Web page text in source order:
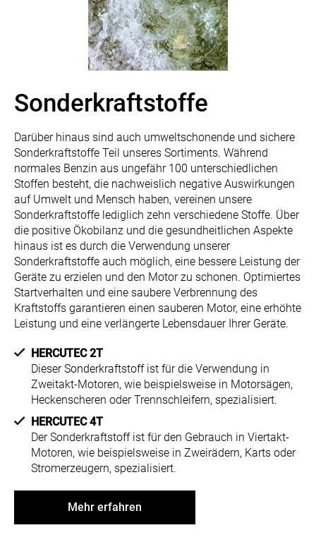
Sonderkraftstoffe
Darüber hinaus sind auch umweltschonende und sichere
Sonderkraftstoffe Teil unseres Sortiments. Während
normales Benzin aus ungefähr 100 unterschiedlichen
Stoffen besteht, die nachweislich negative Auswirkungen
auf Umwelt und Mensch haben, vereinen unsere
Sonderkraftstoffe lediglich zehn verschiedene Stoffe. Über
die positive Ökobilanz und die gesundheitlichen Aspekte
hinaus ist es durch die Verwendung unserer
Sonderkraftstoffe auch möglich, eine bessere Leistung der
Geräte zu erzielen und den Motor zu schonen. Optimiertes
Startverhalten und eine saubere Verbrennung des
Kraftstoffs garantieren einen sauberen Motor, eine erhöhte
Leistung und eine verlängerte Lebensdauer Ihrer Geräte.
HERCUTEC 2T
Dieser Sonderkraftstoff ist für die Verwendung in
Zweitakt-Motoren, wie beispielsweise in Motorsägen,
Heckenscheren oder Trennschleifern, spezialisiert.
HERCUTEC 4T
Der Sonderkraftstoff ist für den Gebrauch in Viertakt-
Motoren, wie beispielsweise in Zweirädern, Karts oder
Stromerzeugern, spezialisiert.
Mehr erfahren